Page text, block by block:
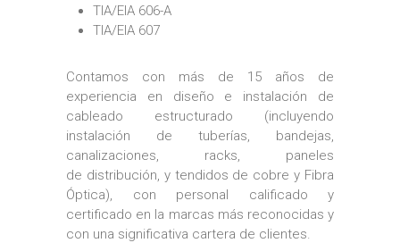
TIA/EIA 606-A
TIA/EIA 607
Contamos con más de 15 años de
experiencia en diseño e instalación de
cableado estructurado (incluyendo
instalación de tuberías, bandejas,
canalizaciones, racks, paneles
de distribución, y tendidos de cobre y Fibra
Óptica), con personal calificado y
certificado en la marcas más reconocidas y
con una significativa cartera de clientes.